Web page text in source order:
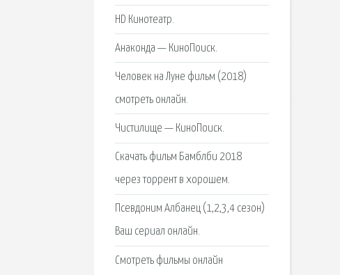
HD Кинотеатр.
Анаконда — КиноПоиск.
Человек на Луне фильм (2018)
смотреть онлайн.
Чистилище — КиноПоиск.
Скачать фильм Бамблби 2018
через торрент в хорошем.
Псевдоним Албанец (1,2,3,4 сезон)
Ваш сериал онлайн.
Смотреть фильмы онлайн